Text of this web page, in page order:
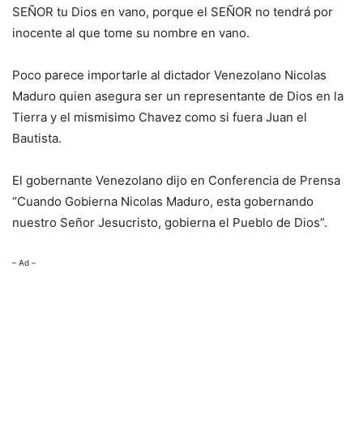
SEÑOR tu Dios en vano, porque el SEÑOR no tendrá por
inocente al que tome su nombre en vano.
Poco parece importarle al dictador Venezolano Nicolas
Maduro quien asegura ser un representante de Dios en la
Tierra y el mismisimo Chavez como si fuera Juan el
Bautista.
El gobernante Venezolano dijo en Conferencia de Prensa
“Cuando Gobierna Nicolas Maduro, esta gobernando
nuestro Señor Jesucristo, gobierna el Pueblo de Dios”.
– Ad –